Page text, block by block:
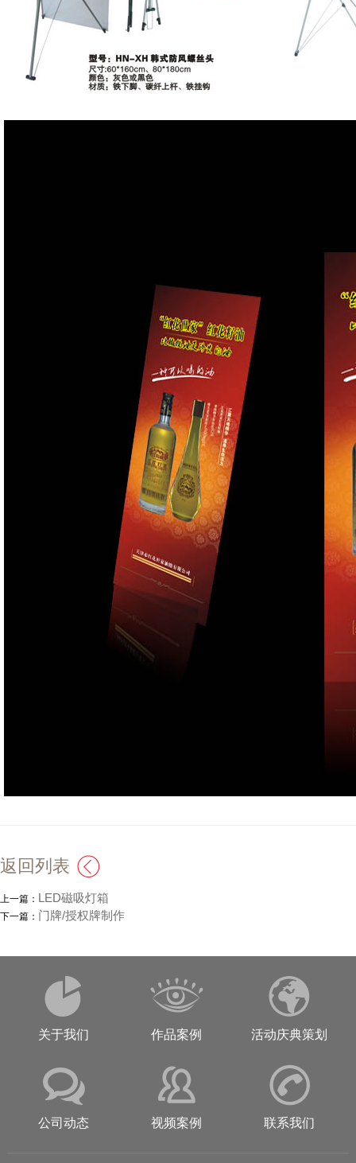
返回列表
上一篇： LED磁吸灯箱
下一篇： 门牌/授权牌制作
关于我们 作品案例 活动庆典策划
公司动态 视频案例 联系我们